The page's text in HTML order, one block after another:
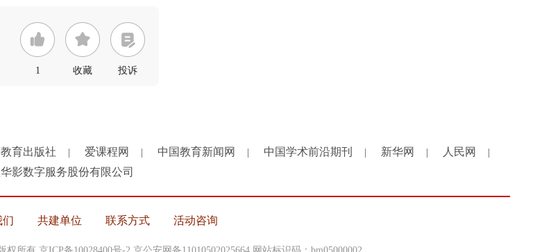
1 收藏 投诉
育出版社 爱课程网 中国教育新闻网 中国学术前沿期刊 新华网 人民网
影数字服务股份有限公司
们 共建单位 联系方式 活动咨询